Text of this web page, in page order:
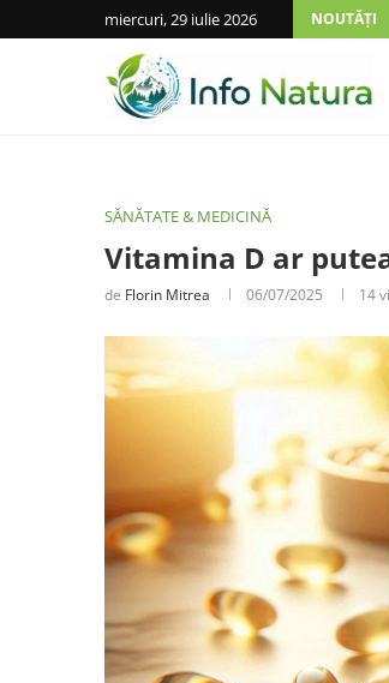
miercuri, 29 iulie 2026 NOUTĂȚI
SĂNĂTATE & MEDICINĂ
Vitamina D ar
de Florin Mitrea 06/07/2025 14